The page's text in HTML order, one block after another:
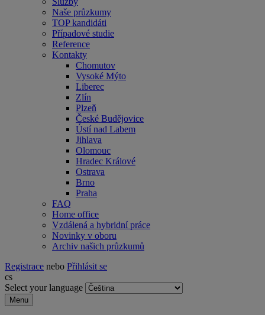
Naše průzkumy
TOP kandidáti
Případové studie
Reference
Kontakty
Chomutov
Vysoké Mýto
Liberec
Zlín
Plzeň
České Budějovice
Ústí nad Labem
Jihlava
Olomouc
Hradec Králové
Ostrava
Brno
Praha
FAQ
Home office
Vzdálená a hybridní práce
Novinky v oboru
Archiv našich průzkumů
Registrace nebo Přihlásit se
cs
Select your language
Menu